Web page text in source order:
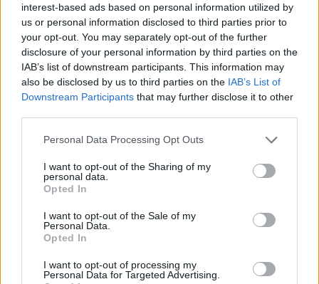
interest-based ads based on personal information utilized by
us or personal information disclosed to third parties prior to
your opt-out. You may separately opt-out of the further
disclosure of your personal information by third parties on the
IAB’s list of downstream participants. This information may
also be disclosed by us to third parties on the IAB’s List of
Downstream Participants that may further disclose it to other
Personal Data Processing Opt Outs
I want to opt-out of the Sharing of my
personal data.
Opted In
I want to opt-out of the Sale of my
Personal Data.
Opted In
I want to opt-out of processing my
Personal Data for Targeted Advertising.
«Πράσινο φως» από την Κομισιόν
για τη διαπίστευση του Ελληνικού
Οργανισμού Πληρωμών
03/08/26
ING: Ενίσχυση κερδών κατά 16%
στα 1,95 δισ. ευρώ το δεύτερο
τρίμηνο, ξεπερνώντας τις
προβλέψεις της αγοράς
30/07/26|16:27
συνεργάζονται ώστε να φέρουν
το ChatGPT Go σε εκατομμύρια
30/07/26|15:43